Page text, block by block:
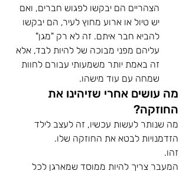
הצהריים הם יבקשו לפגוש חברים, ואם
יש טיול או ארוע מחוץ לעיר, הם יבקשו
להביא חבר איתם. זה לא רק "מגן"
עליהם מפני מבוכה של להיות לבד, אלא
זה באמת יותר משמעותי עבורם לחוות
שמחה עם עוד מישהו.
מה עושים אחרי שזיהינו את
החוזקה?
מה שנותר לעשות עכשיו, זה לעצב לילד
הזדמנויות לבטא את החוזקה שלו.
זהו.
המעבר צריך להיות ממוסד שמארגן לכל